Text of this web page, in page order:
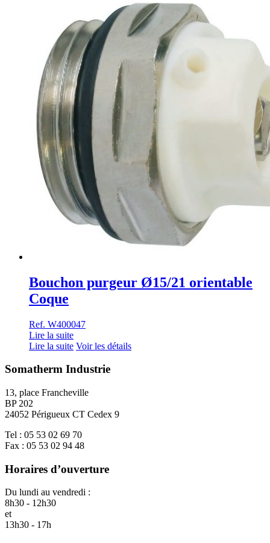
Bouchon purgeur Ø15/21 orientable
Coque
Ref. W400047
Lire la suite
Lire la suite Voir les détails
Somatherm Industrie
13, place Francheville
BP 202
24052 Périgueux CT Cedex 9
Tel : 05 53 02 69 70
Fax : 05 53 02 94 48
Horaires d’ouverture
Du lundi au vendredi :
8h30 - 12h30
et
13h30 - 17h